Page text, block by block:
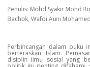
Penulis: Mohd Syakir Mohd
Bachok, Wafdi Auni
Perbincangan dalam buku
berteraskan Islam.
disiplin ilmu sosial yang